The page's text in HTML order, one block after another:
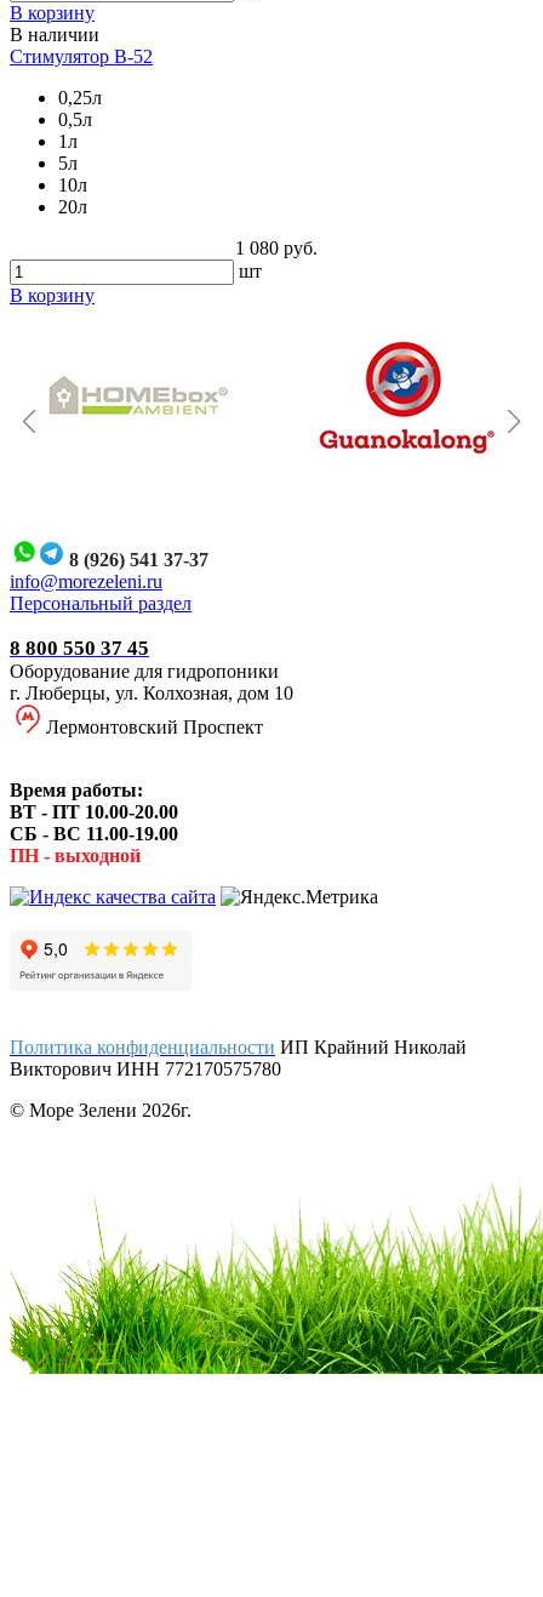
В корзину
В наличии
Стимулятор B-52
0,25л
0,5л
1л
5л
10л
20л
1 080 руб.
шт
В корзину
8 (926) 541 37-37
info@morezeleni.ru
Персональный раздел
8 800 550 37 45
Оборудование для гидропоники
г. Люберцы, ул. Колхозная, дом 10
Лермонтовский Проспект
Время работы:
ВТ - ПТ 10.00-20.00
СБ - ВС 11.00-19.00
ПН - выходной
Политика конфиденциальности ИП Крайний Николай
Викторович ИНН 772170575780
© Море Зелени 2026г.